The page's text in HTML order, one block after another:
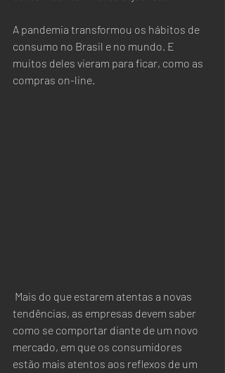
A pandemia transformou os hábitos de
consumo no Brasil e no mundo. E
muitos deles vieram para ficar, como as
compras on-line.
tendências, as empresas devem saber
como se comportar diante de um novo
mercado, em que os consumidores
estão mais atentos aos reflexos de um